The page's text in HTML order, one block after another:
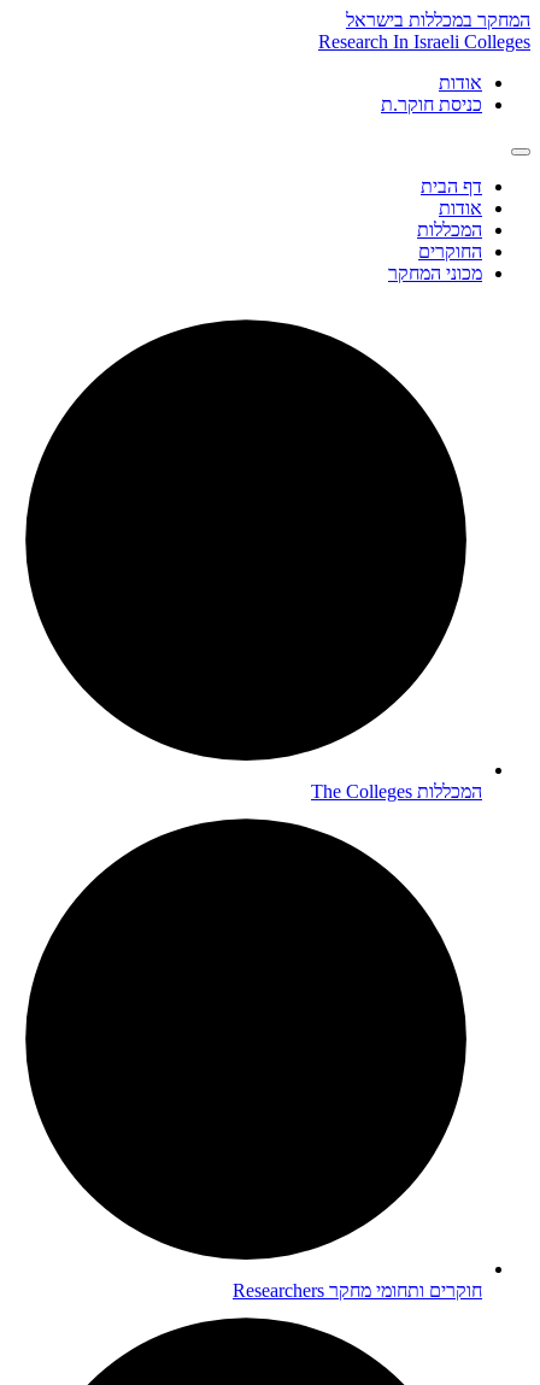
Skip
to
המחקר במכללות בישראל
Research In Israeli Colleges
אודות
כניסת חוקר.ת
דף הבית
אודות
המכללות
החוקרים
מכוני המחקר
המכללות The Colleges
חוקרים ותחומי מחקר Researchers